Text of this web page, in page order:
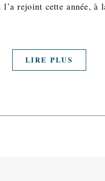
rejoint cette année, à
LIRE PLUS